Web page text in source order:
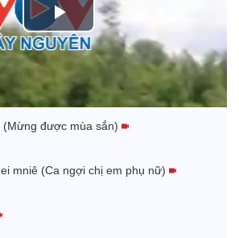
P
a
V
(Mừng được mùa sắn)
mniê (Ca ngợi chị em phụ nữ)